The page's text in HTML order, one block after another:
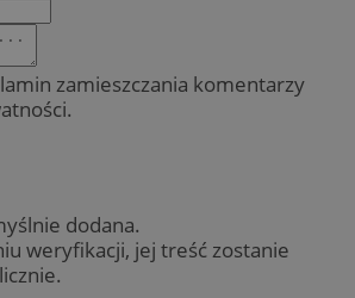
zamieszczania komentarzy
dodana.
weryfikacji, jej treść zostanie